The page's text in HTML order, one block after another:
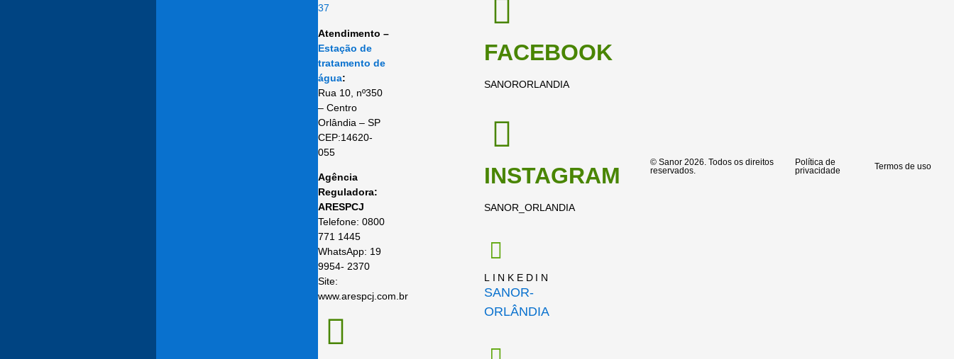
37
Atendimento –
Estação de
tratamento de
água:
Rua 10, nº350
– Centro
Orlândia – SP
CEP:14620-
055
Agência
Reguladora:
ARESPCJ
Telefone: 0800
771 1445
WhatsApp: 19
9954- 2370
Site:
www.arespcj.com.br
FACEBOOK
SANORORLANDIA
INSTAGRAM
SANOR_ORLANDIA
LINKEDIN
SANOR-
ORLÂNDIA
© Sanor 2026. Todos os direitos
reservados.
Política de
privacidade
Termos de uso